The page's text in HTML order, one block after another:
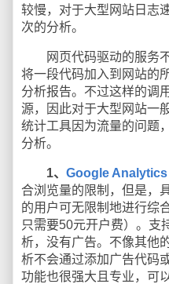
较慢，对于大型网站日志
次的分析。
网页代码驱动的服务不
将一段代码加入到网站的
分析报告。不过这样的调
源，因此对于大型网站一
统计工具因为流量的问题
分析。
1、 Google Analytics
合浏览量的限制，但是，
的用户可无限制地进行综
只需要50元开户费）。支
析，没有广告。不像其他
析不会通过添加广告代码
功能也很强大且专业，可